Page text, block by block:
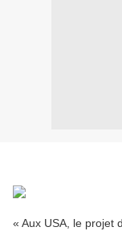
« Aux USA, le projet